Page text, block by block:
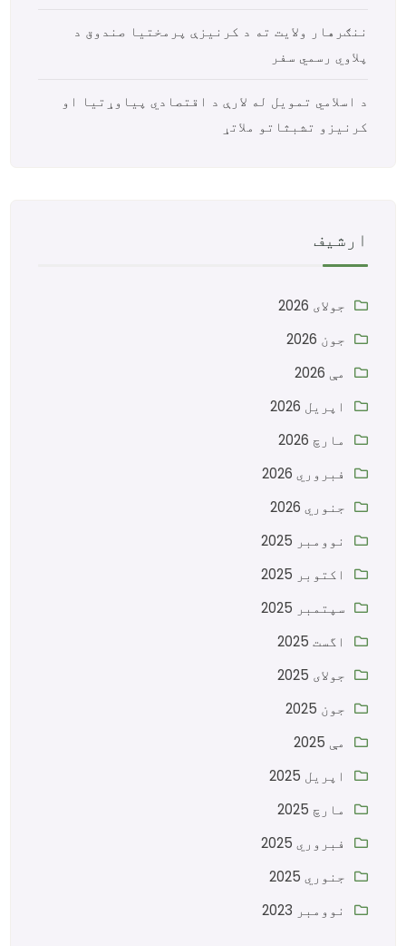
ننګرهار ولایت ته د کرنیزې پرمختیا صندوق د
پلاوي رسمي سفر
د اسلامي تمویل له لارې د اقتصادي پیاوړتیا او
کرنیزو تشبثاتو ملاتړ
ارشیف
جولای 2026
جون 2026
مې 2026
اپریل 2026
مارچ 2026
فبروري 2026
جنوري 2026
نوومبر 2025
اکتوبر 2025
سپتمبر 2025
اگست 2025
جولای 2025
جون 2025
مې 2025
اپریل 2025
مارچ 2025
فبروري 2025
جنوري 2025
نوومبر 2023